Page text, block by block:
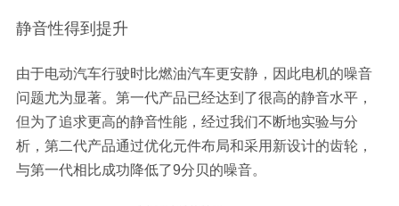
静音性得到提升
由于电动汽车行驶时比燃油汽车更安静，因此电机的噪音
问题尤为显著。第一代产品已经达到了很高的静音水平，
但为了追求更高的静音性能，经过我们不断地实验与分
析，第二代产品通过优化元件布局和采用新设计的齿轮，
与第一代相比成功降低了9分贝的噪音。